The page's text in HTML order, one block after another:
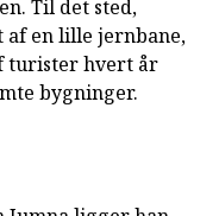
Til det sted,
en lille jernbane,
turister hvert år
bygninger.